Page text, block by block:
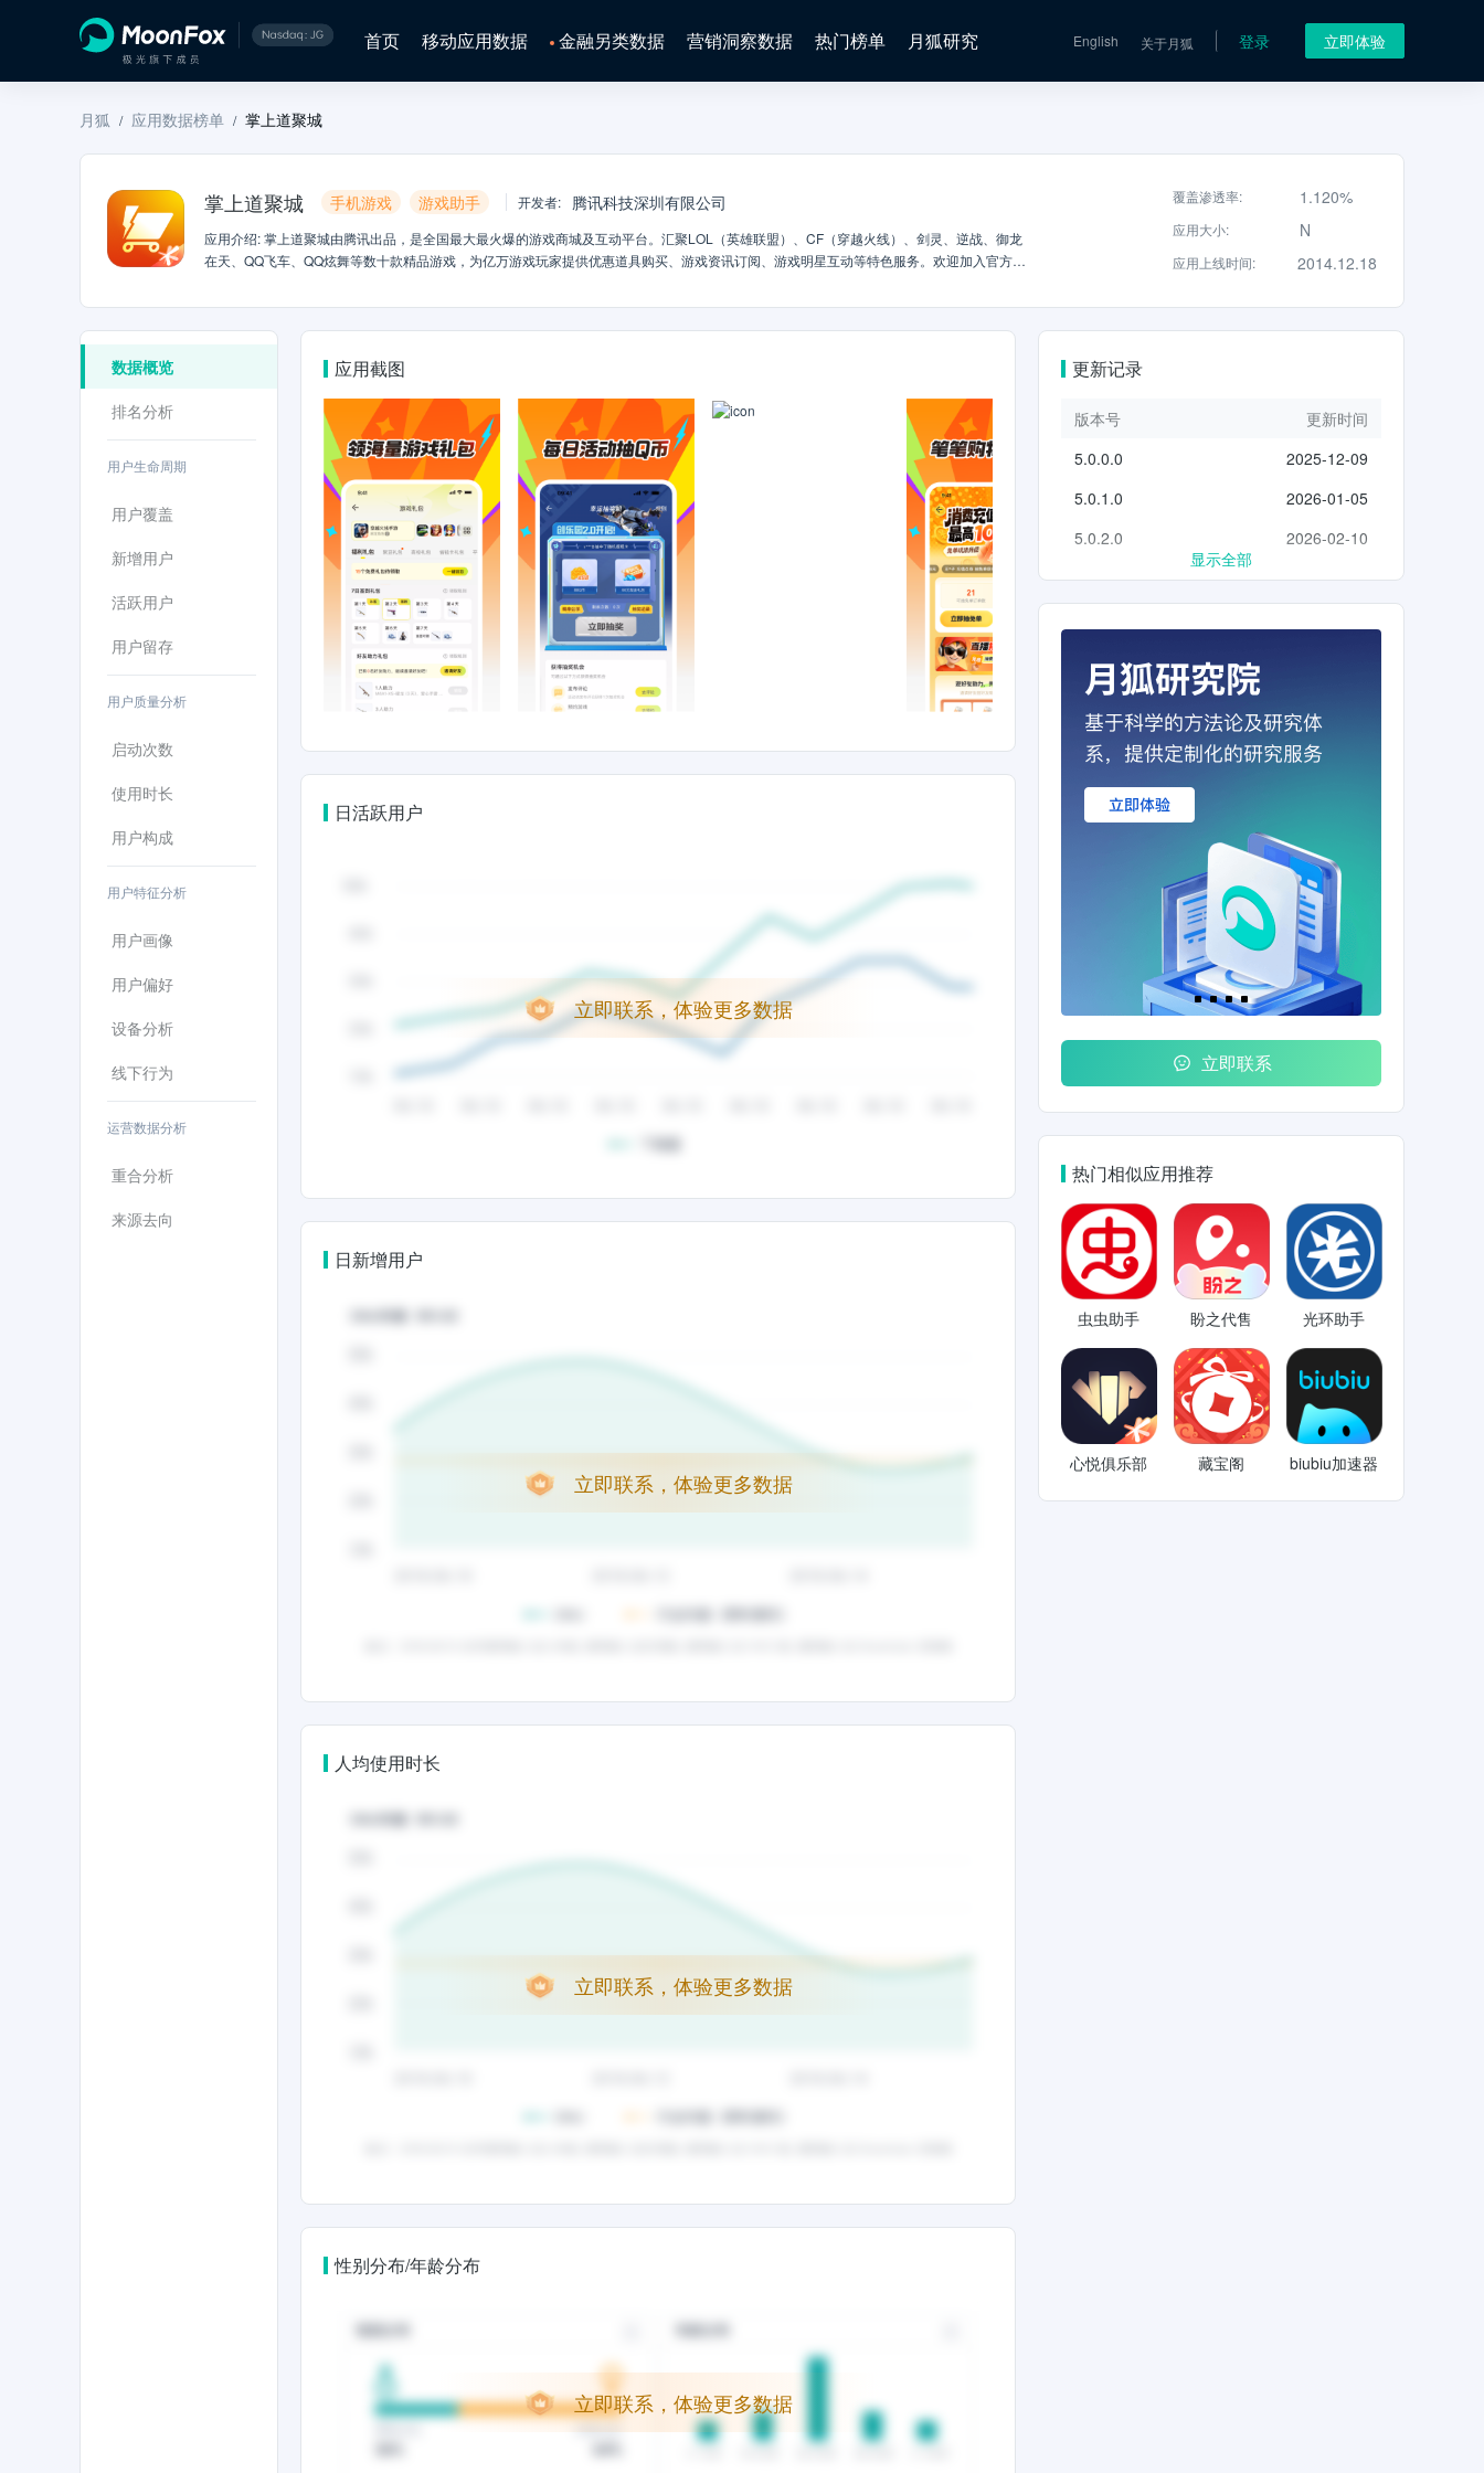
首页 移动应用数据 金融另类数据 营销洞察数据 热门榜单 月狐研究 English 关于月狐 登录 立即体验
月狐 / 应用数据榜单 / 掌上道聚城
掌上道聚城 手机游戏 游戏助手 开发者: 腾讯科技深圳有限公司
应用介绍:掌上道聚城由腾讯出品，是全国最大最火爆的游戏商城及互动平台。汇聚LOL（英雄联盟）、CF（穿越火线）、剑灵、逆战、御龙
在天、QQ飞车、QQ炫舞等数十款精品游戏，为亿万游戏玩家提供优惠道具购买、游戏资讯订阅、游戏明星互动等特色服务。欢迎加入官方QQ
动、独家快讯、高玩攻略、精彩视频、美女八卦官方首发，第一手资讯助你轻松成为游戏达人。3.认证名人：英雄联盟、穿越火线、剑灵等热
墙，提升自身魅力。6.聚豆兑换：APP签到就能领取聚豆，聚豆可在掌上道聚城兑换热门道具并参与抽奖。LOL皮肤、CF武器等精美道具等你
覆盖渗透率: 1.120%
应用大小: N
应用上线时间: 2014.12.18
数据概览
排名分析
用户生命周期
用户覆盖
新增用户
活跃用户
用户留存
用户质量分析
启动次数
使用时长
用户构成
用户特征分析
用户画像
用户偏好
设备分析
线下行为
运营数据分析
重合分析
来源去向
应用截图
日活跃用户
立即联系，体验更多数据
日新增用户
立即联系，体验更多数据
人均使用时长
立即联系，体验更多数据
性别分布/年龄分布
立即联系，体验更多数据
更新记录
版本号
更新时间
5.0.0.0
2025-12-09
5.0.1.0
2026-01-05
5.0.2.0
2026-02-10
显示全部
立即联系
热门相似应用推荐
虫虫助手 盼之代售 光环助手
心悦俱乐部 藏宝阁 biubiu加速器